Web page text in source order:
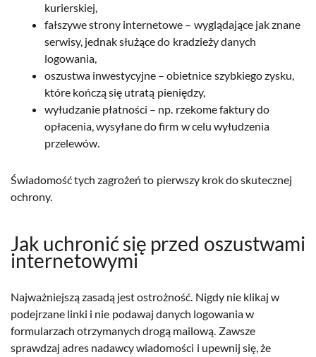
kurierskiej,
fałszywe strony internetowe – wyglądające jak znane
serwisy, jednak służące do kradzieży danych
logowania,
oszustwa inwestycyjne – obietnice szybkiego zysku,
które kończą się utratą pieniędzy,
wyłudzanie płatności – np. rzekome faktury do
opłacenia, wysyłane do firm w celu wyłudzenia
przelewów.
Świadomość tych zagrożeń to pierwszy krok do skutecznej
ochrony.
Jak uchronić się przed oszustwami
internetowymi
Najważniejszą zasadą jest ostrożność. Nigdy nie klikaj w
podejrzane linki i nie podawaj danych logowania w
formularzach otrzymanych drogą mailową. Zawsze
sprawdzaj adres nadawcy wiadomości i upewnij się, że